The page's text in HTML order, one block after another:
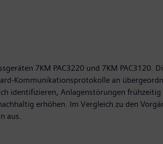
7KM PAC3220 und 7KM PAC3120.
Kommunikationsprotokolle an
identifizieren, Anlagenstörungen
erhöhen. Im Vergleich zu den
aus.